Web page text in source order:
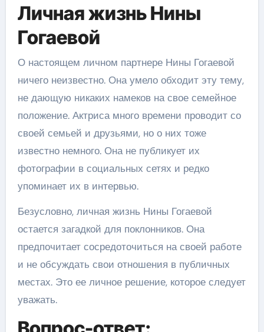
Личная жизнь Нины
Гогаевой
О настоящем личном партнере Нины Гогаевой
ничего неизвестно. Она умело обходит эту тему,
не дающую никаких намеков на свое семейное
положение. Актриса много времени проводит со
своей семьей и друзьями, но о них тоже
известно немного. Она не публикует их
фотографии в социальных сетях и редко
упоминает их в интервью.
Безусловно, личная жизнь Нины Гогаевой
остается загадкой для поклонников. Она
предпочитает сосредоточиться на своей работе
и не обсуждать свои отношения в публичных
местах. Это ее личное решение, которое следует
уважать.